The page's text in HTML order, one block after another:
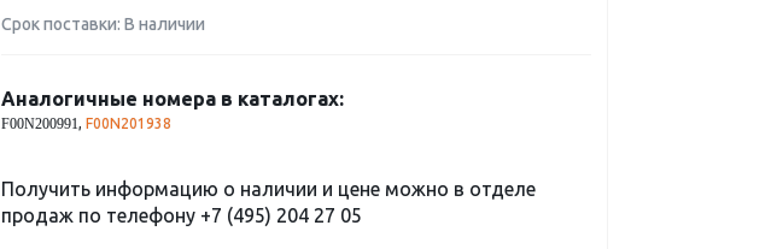
Срок поставки: В наличии
Аналогичные номера в каталогах:
F00N200991, F00N201938
Получить информацию о наличии и цене можно в отделе
продаж по телефону +7 (495) 204 27 05